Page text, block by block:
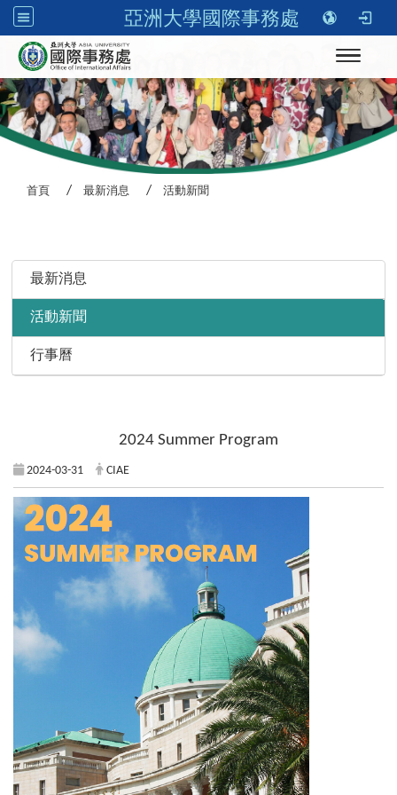
亞洲大學國際事務處
Toggle
首頁 最新消息 活動新聞
最新消息
活動新聞
行事曆
2024 Summer Program
2024-03-31 CIAE